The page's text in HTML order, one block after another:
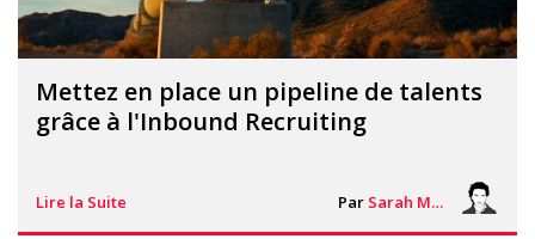
Mettez en place un pipeline de talents
grâce à l'Inbound Recruiting
Lire la Suite Par Sarah Mouton